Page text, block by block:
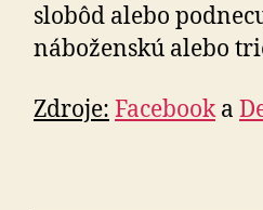
slobôd alebo
náboženskú alebo
Zdroje: Facebooka